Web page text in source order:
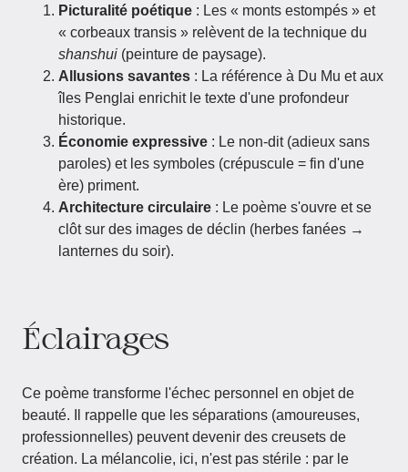
Picturalité poétique : Les « monts estompés » et
« corbeaux transis » relèvent de la technique du
shanshui (peinture de paysage).
Allusions savantes : La référence à Du Mu et aux
îles Penglai enrichit le texte d'une profondeur
historique.
Économie expressive : Le non-dit (adieux sans
paroles) et les symboles (crépuscule = fin d'une
ère) priment.
Architecture circulaire : Le poème s'ouvre et se
clôt sur des images de déclin (herbes fanées →
lanternes du soir).
Éclairages
Ce poème transforme l'échec personnel en objet de
beauté. Il rappelle que les séparations (amoureuses,
professionnelles) peuvent devenir des creusets de
création. La mélancolie, ici, n'est pas stérile : par le